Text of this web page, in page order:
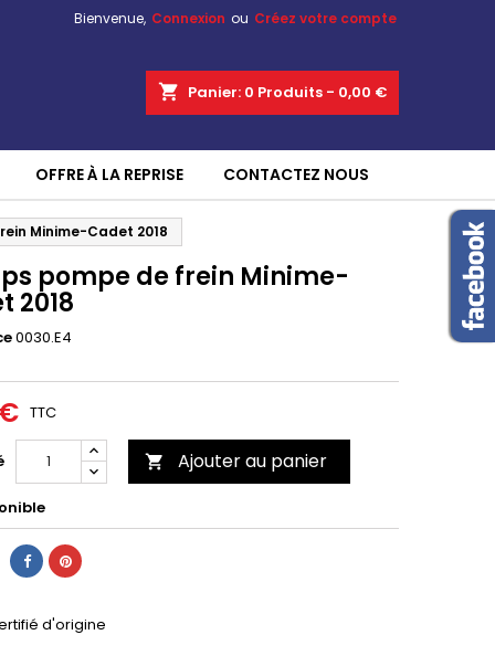
Bienvenue, Connexion ou Créez votre compte
shopping_cart Panier: 0 Produits - 0,00 €
OFFRE À LA REPRISE CONTACTEZ NOUS
Minime-Cadet 2018
pompe de frein Minime-
2018
0030.E4
TTC
 Ajouter au panier
d'origine